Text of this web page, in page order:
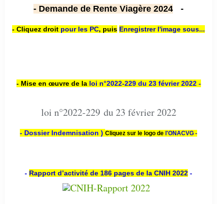
- Demande de Rente Viagère 2024 -
- Cliquez droit pour les PC, puis Enregistrer l'image sous...
- Mise en œuvre de la loi n°2022-229 du 23 février 2022 -
loi n°2022-229 du 23 février 2022
- Dossier Indemnisation ) Cliquez sur le logo de l'ONACVG -
- Rapport d’activité de 186 pages de la CNIH 2022 -